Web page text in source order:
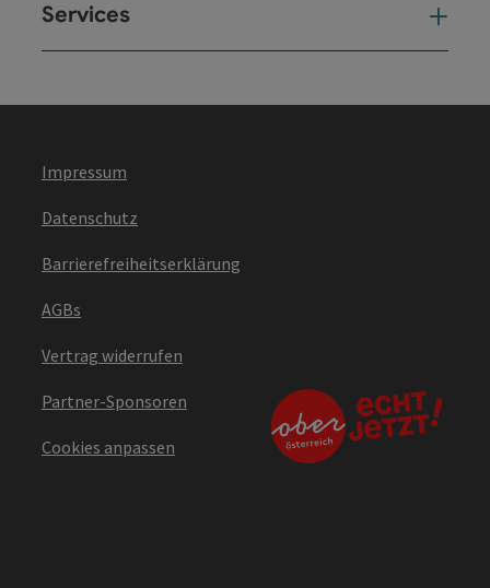
Services
Impressum
Datenschutz
Barrierefreiheitserklärung
AGBs
Vertrag widerrufen
Partner-Sponsoren
Cookies anpassen